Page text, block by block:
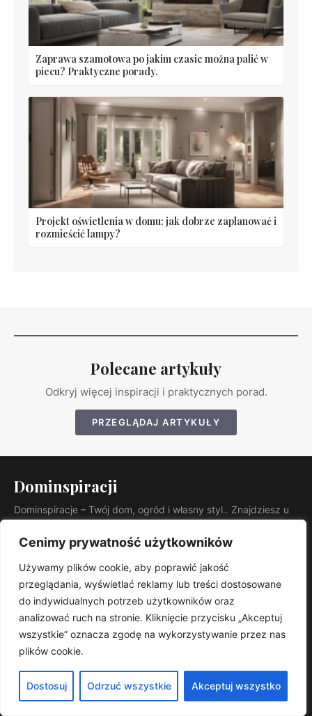
Cenimy prywatność użytkowników
Używamy plików cookie, aby poprawić jakość
przeglądania, wyświetlać reklamy lub treści dostosowane
do indywidualnych potrzeb użytkowników oraz
analizować ruch na stronie. Kliknięcie przycisku „Akceptuj
wszystkie” oznacza zgodę na wykorzystywanie przez nas
plików cookie.
Dostosuj Odrzuć wszystkie Akceptuj wszystko
Zaprawa szamotowa po jakim czasie można palić w
piecu? Praktyczne porady.
Projekt oświetlenia w domu: jak dobrze zaplanować i
rozmieścić lampy?
Polecane artykuły
Odkryj więcej inspiracji i praktycznych porad.
PRZEGLĄDAJ ARTYKUŁY
Dominspiracji
Dominspiracje – Twój dom, ogród i własny styl.. Znajdziesz u
KATEGORIE
Łazienka
Ogród
Dziecięce
Porady
Przedpokój
Salon
Stoliki